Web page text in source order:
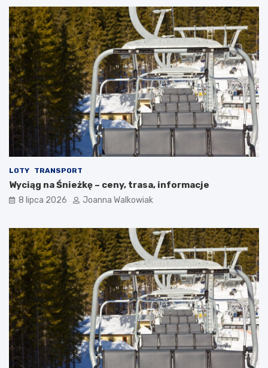
LOTY TRANSPORT
Wyciąg na Śnieżkę – ceny, trasa, informacje
8 lipca 2026 Joanna Walkowiak